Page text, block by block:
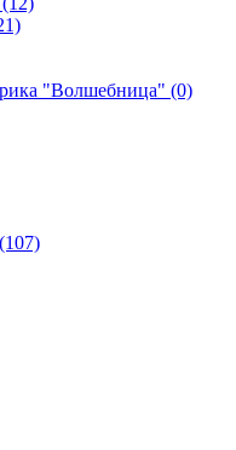
"Волшебница" (0)
(107)